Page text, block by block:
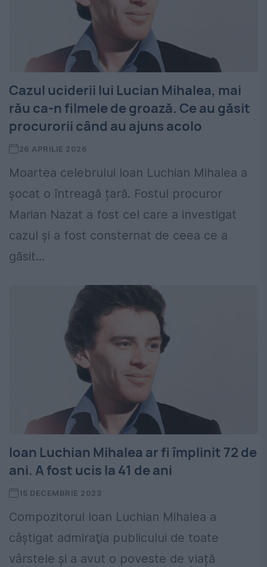
Cazul uciderii lui Lucian Mihalea, mai
rău ca-n filmele de groază. Ce au găsit
procurorii când au ajuns acolo
26 APRILIE 2026
Moartea celebrului Ioan Luchian Mihalea a
șocat o întreagă țară. Fostul procuror
Marian Nazat a fost cel care a investigat
cazul și a fost consternat de ceea ce a
găsit...
Ioan Luchian Mihalea ar fi împlinit 72 de
ani. A fost ucis la 41 de ani
15 DECEMBRIE 2023
Compozitorul Ioan Luchian Mihalea a
câştigat admiraţia publicului de toate
vârstele și a avut o poveste de viață